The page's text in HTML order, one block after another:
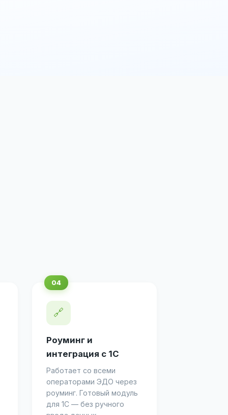
🔗
Роуминг и
интеграция с 1С
Работает со всеми
операторами ЭДО через
роуминг. Готовый модуль
для 1С — без ручного